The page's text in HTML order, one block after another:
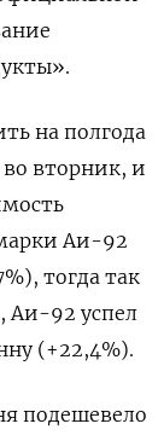
на полгода
во вторник, и
Аи-92
тогда так
Аи-92 успел
(+22,4%).
подешевело